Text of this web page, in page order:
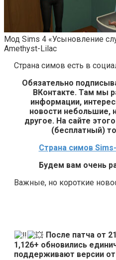
Мод Sims 4 «Усыновление
Amethyst-Lilac
Страна симов есть в
Обязательно
ВКонтакте. Там мы
информации,
новости небольшие,
другое. На сайте
(бесплатный)
Страна симов
Будем вам очень
Важные, но короткие
После патча от
1,126+ обновились
поддерживают версии